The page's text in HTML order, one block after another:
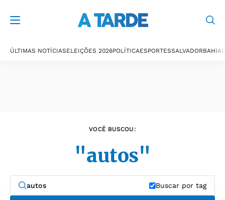
ÚLTIMAS NOTÍCIASELEIÇÕES 2026POLÍTICAESPORTESSALVADORBAHIA
VOCÊ BUSCOU:
"autos"
Buscar por tag